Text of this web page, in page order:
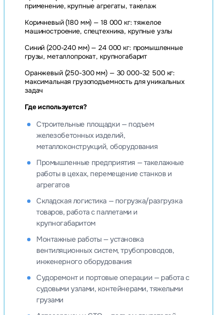
применение, крупные агрегаты, такелаж
Коричневый (180 мм) — 18 000 кг: тяжелое
машиностроение, спецтехника, крупные узлы
Синий (200-240 мм) — 24 000 кг: промышленные
грузы, металлопрокат, крупногабарит
Оранжевый (250-300 мм) — 30 000-32 500 кг:
максимальная грузоподъемность для уникальных
задач
Где используется?
Строительные площадки — подъем
железобетонных изделий,
металлоконструкций, оборудования
Промышленные предприятия — такелажные
работы в цехах, перемещение станков и
агрегатов
Складская логистика — погрузка/разгрузка
товаров, работа с паллетами и
крупногабаритом
Монтажные работы — установка
вентиляционных систем, трубопроводов,
инженерного оборудования
Судоремонт и портовые операции — работа с
судовыми узлами, контейнерами, тяжелыми
грузами